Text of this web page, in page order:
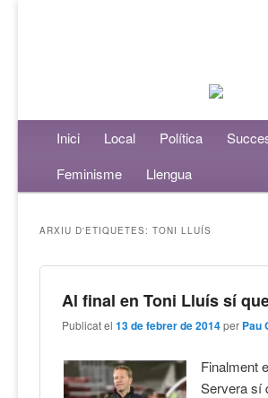
Menú principalAneu al contingut principal
Aneu al contingut secundari
Inici Local Política
Feminisme
Llengua
ARXIU D'ETIQUETES:TONI LLUÍS
Al final en Toni Lluís sí
Publicat el13 de febrer de 2014 per Pau
Finalment
Servera sí